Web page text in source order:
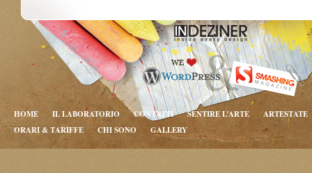
HOME IL LABORATORIO CONTATTI SENTIRE L’ARTE
ARTESTATE
ORARI & TARIFFE
CHI SONO GALLERY